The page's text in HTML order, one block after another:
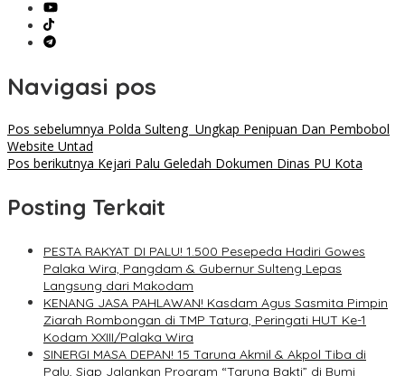
Navigasi pos
Pos sebelumnya Polda Sulteng Ungkap Penipuan Dan Pembobol
Website Untad
Pos berikutnya Kejari Palu Geledah Dokumen Dinas PU Kota
Posting Terkait
PESTA RAKYAT DI PALU! 1.500 Pesepeda Hadiri Gowes
Palaka Wira, Pangdam & Gubernur Sulteng Lepas
Langsung dari Makodam
KENANG JASA PAHLAWAN! Kasdam Agus Sasmita Pimpin
Ziarah Rombongan di TMP Tatura, Peringati HUT Ke-1
Kodam XXIII/Palaka Wira
SINERGI MASA DEPAN! 15 Taruna Akmil & Akpol Tiba di
Palu, Siap Jalankan Program “Taruna Bakti” di Bumi